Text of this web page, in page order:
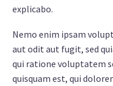
explicabo.
Nemo enim ipsam
aut odit aut fugit, sed
qui ratione voluptatem
quisquam est, qui